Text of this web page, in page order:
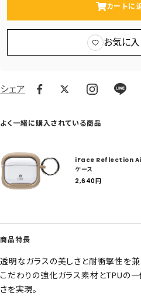
す
す
カートに
お気に
シェア
商品特長
透明なガラスの美しさと耐衝撃性を
こだわりの強化ガラス素材とTPUの一
さを実現。
よく一緒に購入されている商品
iFace Reflection
ケース
セ
2,640円